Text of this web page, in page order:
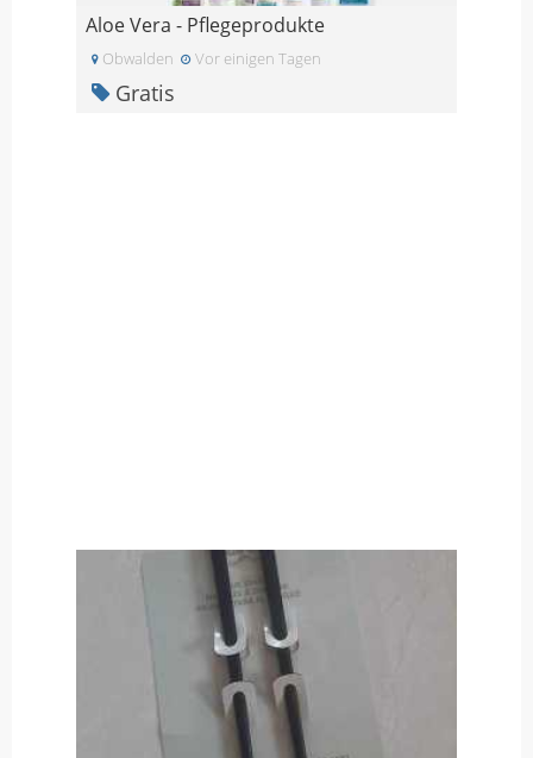
Aloe Vera - Pflegeprodukte
Obwalden Vor einigen Tagen
Gratis